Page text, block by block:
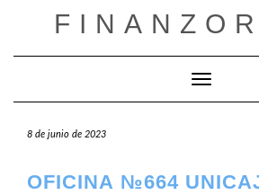
Cambiar
8 de junio de 2023
OFICINA №664